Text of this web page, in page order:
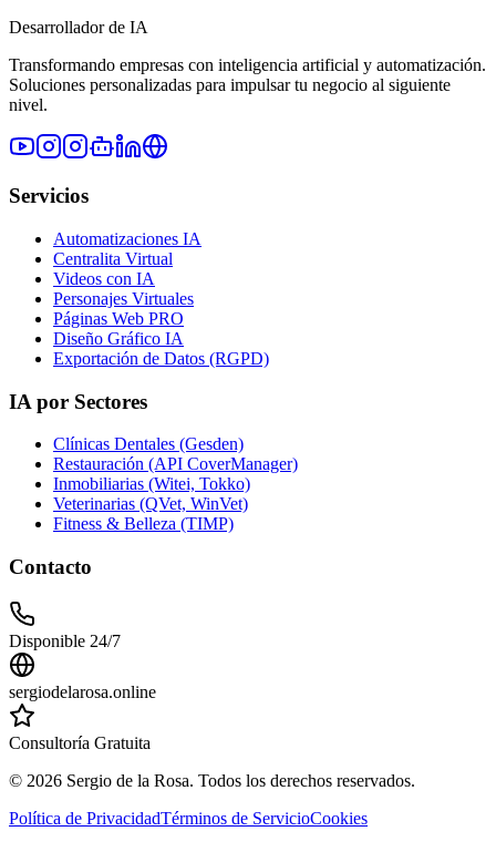
Desarrollador de IA
Transformando empresas con inteligencia artificial y automatización.
Soluciones personalizadas para impulsar tu negocio al siguiente
nivel.
Servicios
Automatizaciones IA
Centralita Virtual
Videos con IA
Personajes Virtuales
Páginas Web PRO
Diseño Gráfico IA
Exportación de Datos (RGPD)
IA por Sectores
Clínicas Dentales (Gesden)
Restauración (API CoverManager)
Inmobiliarias (Witei, Tokko)
Veterinarias (QVet, WinVet)
Fitness & Belleza (TIMP)
Contacto
Disponible 24/7
sergiodelarosa.online
Consultoría Gratuita
© 2026 Sergio de la Rosa. Todos los derechos reservados.
Política de PrivacidadTérminos de ServicioCookies